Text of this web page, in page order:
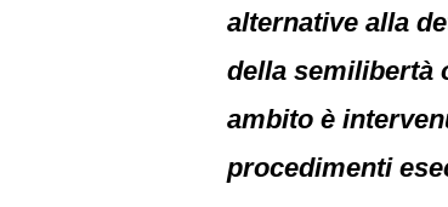
alternative alla
della semilibertà
ambito è
procedimenti